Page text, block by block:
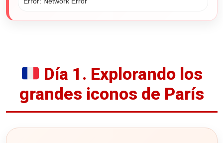
Día 1. Explorando los
grandes iconos de París